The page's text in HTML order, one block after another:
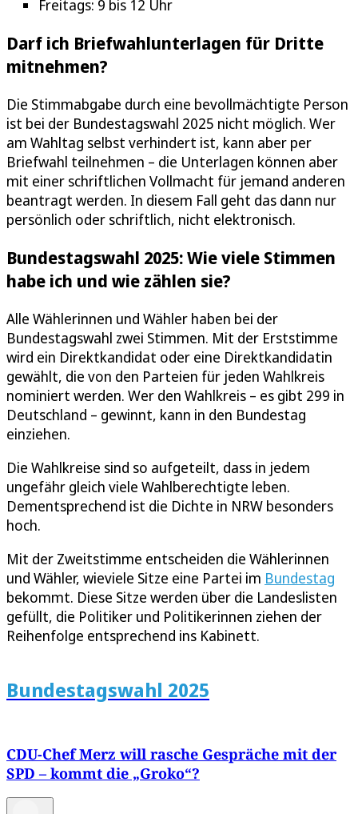
Freitags: 9 bis 12 Uhr
Darf ich Briefwahlunterlagen für Dritte
mitnehmen?
Die Stimmabgabe durch eine bevollmächtigte Person
ist bei der Bundestagswahl 2025 nicht möglich. Wer
am Wahltag selbst verhindert ist, kann aber per
Briefwahl teilnehmen – die Unterlagen können aber
mit einer schriftlichen Vollmacht für jemand anderen
beantragt werden. In diesem Fall geht das dann nur
persönlich oder schriftlich, nicht elektronisch.
Bundestagswahl 2025: Wie viele Stimmen
habe ich und wie zählen sie?
Alle Wählerinnen und Wähler haben bei der
Bundestagswahl zwei Stimmen. Mit der Erststimme
wird ein Direktkandidat oder eine Direktkandidatin
gewählt, die von den Parteien für jeden Wahlkreis
nominiert werden. Wer den Wahlkreis – es gibt 299 in
Deutschland – gewinnt, kann in den Bundestag
einziehen.
Die Wahlkreise sind so aufgeteilt, dass in jedem
ungefähr gleich viele Wahlberechtigte leben.
Dementsprechend ist die Dichte in NRW besonders
hoch.
Mit der Zweitstimme entscheiden die Wählerinnen
und Wähler, wieviele Sitze eine Partei im Bundestag
bekommt. Diese Sitze werden über die Landeslisten
gefüllt, die Politiker und Politikerinnen ziehen der
Reihenfolge entsprechend ins Kabinett.
Bundestagswahl 2025
CDU-Chef Merz will rasche Gespräche mit der
SPD – kommt die „Groko“?